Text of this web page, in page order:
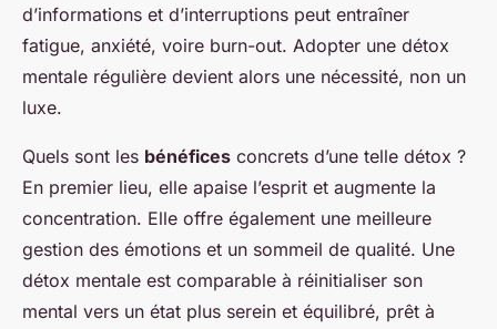
d’informations et d’interruptions peut entraîner
fatigue, anxiété, voire burn-out. Adopter une détox
mentale régulière devient alors une nécessité, non un
luxe.
Quels sont les bénéfices concrets d’une telle détox ?
En premier lieu, elle apaise l’esprit et augmente la
concentration. Elle offre également une meilleure
gestion des émotions et un sommeil de qualité. Une
détox mentale est comparable à réinitialiser son
mental vers un état plus serein et équilibré, prêt à